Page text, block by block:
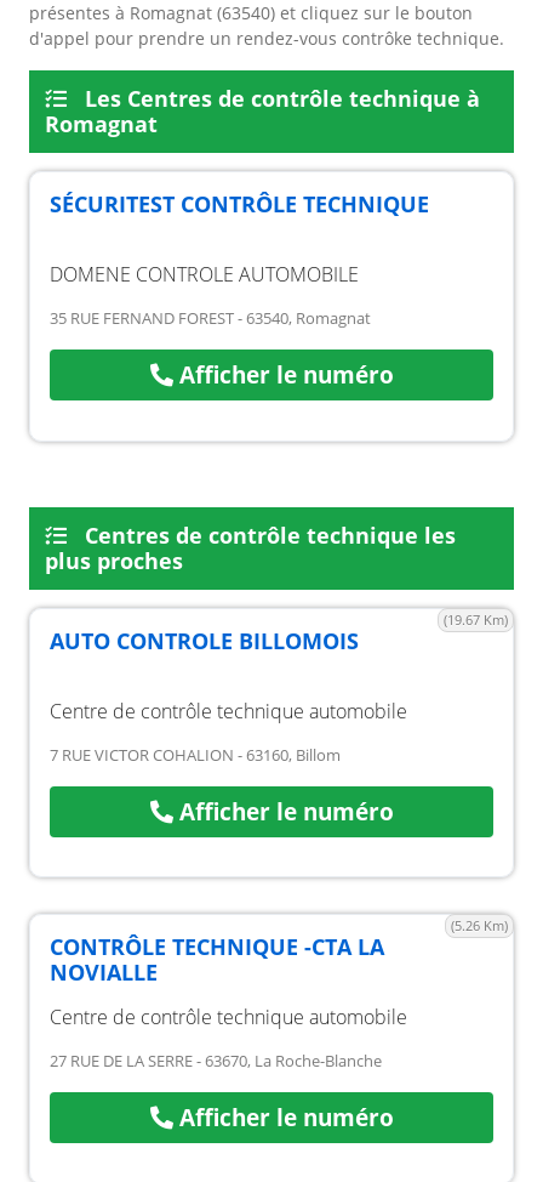
présentes à Romagnat (63540) et cliquez sur le bouton
d'appel pour prendre un rendez-vous contrôke technique.
Les Centres de contrôle technique à
Romagnat
SÉCURITEST CONTRÔLE TECHNIQUE
DOMENE CONTROLE AUTOMOBILE
35 RUE FERNAND FOREST - 63540, Romagnat
Afficher le numéro
Centres de contrôle technique les
plus proches
(19.67 Km)
AUTO CONTROLE BILLOMOIS
Centre de contrôle technique automobile
7 RUE VICTOR COHALION - 63160, Billom
Afficher le numéro
(5.26 Km)
CONTRÔLE TECHNIQUE -CTA LA
NOVIALLE
Centre de contrôle technique automobile
27 RUE DE LA SERRE - 63670, La Roche-Blanche
Afficher le numéro